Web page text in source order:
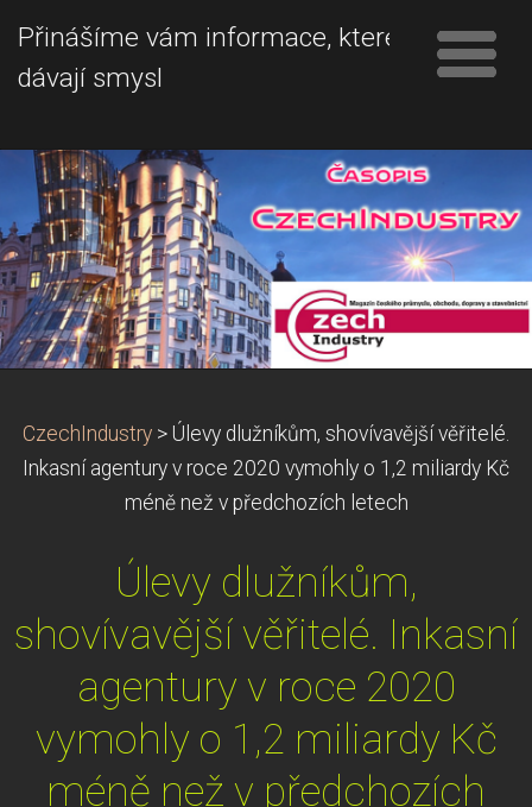
Přinášíme vám informace, které
dávají smysl
CzechIndustry > Úlevy dlužníkům, shovívavější věřitelé.
Inkasní agentury v roce 2020 vymohly o 1,2 miliardy Kč
méně než v předchozích letech
Úlevy dlužníkům,
shovívavější věřitelé. Inkasní
agentury v roce 2020
vymohly o 1,2 miliardy Kč
méně než v předchozích